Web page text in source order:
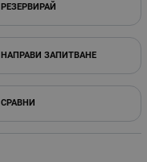
РЕЗЕРВИРАЙ
НАПРАВИ ЗАПИТВАНЕ
СРАВНИ